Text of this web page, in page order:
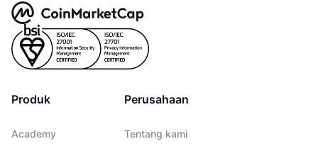
Produk
Academy
Perusahaan
Tentang kami